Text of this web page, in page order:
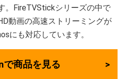
。FireTVStickシリーズの中で
動画の高速ストリーミングが
にも対応しています。
で商品を見る